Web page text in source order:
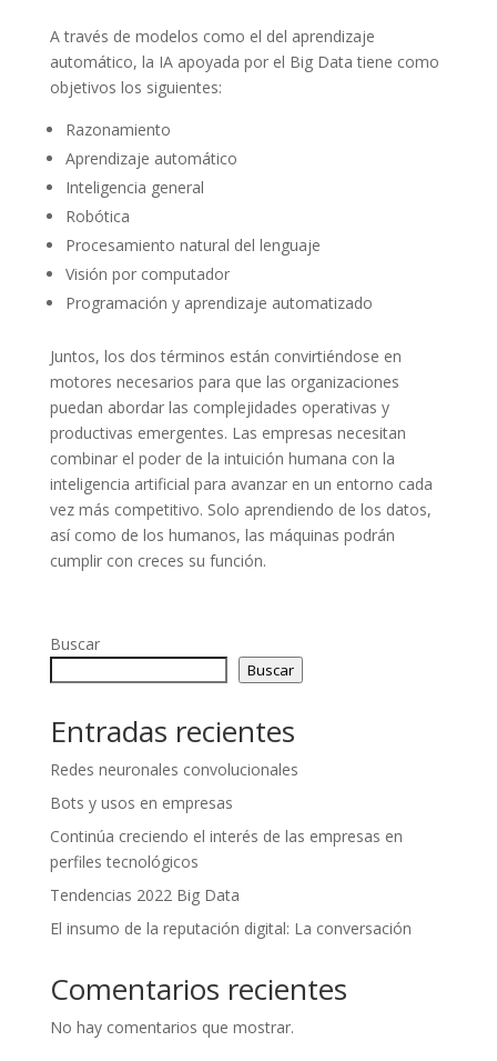
A través de modelos como el del aprendizaje
automático, la IA apoyada por el Big Data tiene como
objetivos los siguientes:
Razonamiento
Aprendizaje automático
Inteligencia general
Robótica
Procesamiento natural del lenguaje
Visión por computador
Programación y aprendizaje automatizado
Juntos, los dos términos están convirtiéndose en
motores necesarios para que las organizaciones
puedan abordar las complejidades operativas y
productivas emergentes. Las empresas necesitan
combinar el poder de la intuición humana con la
inteligencia artificial para avanzar en un entorno cada
vez más competitivo. Solo aprendiendo de los datos,
así como de los humanos, las máquinas podrán
cumplir con creces su función.
Buscar
Buscar
Entradas recientes
Redes neuronales convolucionales
Bots y usos en empresas
Continúa creciendo el interés de las empresas en
perfiles tecnológicos
Tendencias 2022 Big Data
El insumo de la reputación digital: La conversación
Comentarios recientes
No hay comentarios que mostrar.